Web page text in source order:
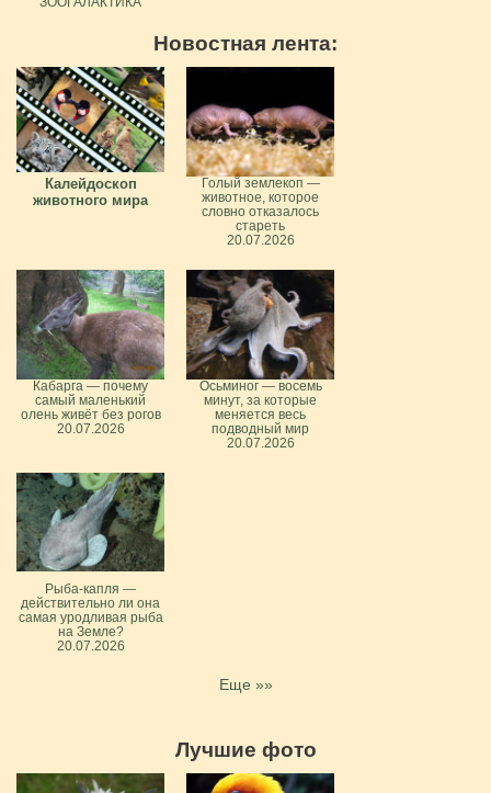
Новостная лента:
Калейдоскоп
животного мира
Голый землекоп —
животное, которое
словно отказалось
стареть
20.07.2026
Кабарга — почему
самый маленький
олень живёт без рогов
20.07.2026
Осьминог — восемь
минут, за которые
меняется весь
подводный мир
20.07.2026
Рыба-капля —
действительно ли она
самая уродливая рыба
на Земле?
20.07.2026
Еще »»
Лучшие фото